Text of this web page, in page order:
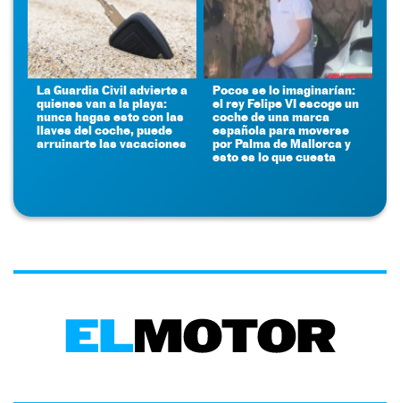
La Guardia Civil advierte a
quienes van a la playa:
nunca hagas esto con las
llaves del coche, puede
arruinarte las vacaciones
Pocos se lo imaginarían:
el rey Felipe VI escoge un
coche de una marca
española para moverse
por Palma de Mallorca y
esto es lo que cuesta